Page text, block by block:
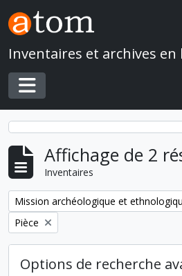
Skip to main content
Inventaires et archives en
Toggle navigation
Affichage de 2
Inventaires
Remove filter:
Remove filter:
Pièce
Options de recherche